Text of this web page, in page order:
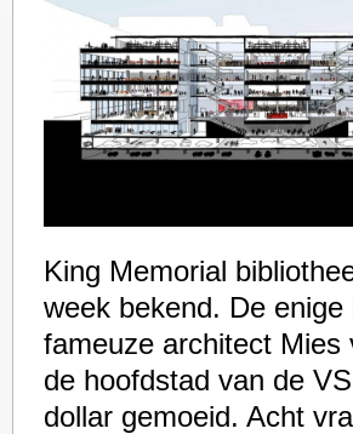
King Memorial
week bekend. De
fameuze architect
de hoofdstad van de
dollar gemoeid. Acht